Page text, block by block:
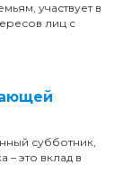
участвует в
лиц с
субботник,
– это вклад в